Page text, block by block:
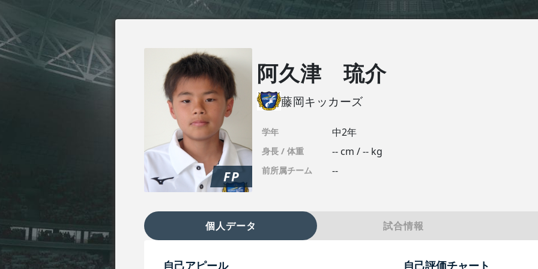
FP
阿久津 琉介
藤岡キッカーズ
学年 中2年
身長 / 体重 -- cm / -- kg
前所属チーム --
個人データ 試合情報
自己アピール 自己評価チャート